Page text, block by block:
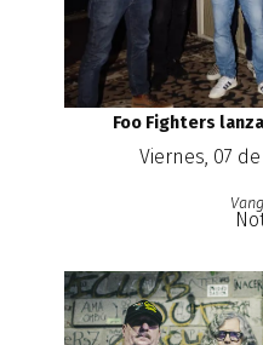
Foo Fighters
Viernes, 07